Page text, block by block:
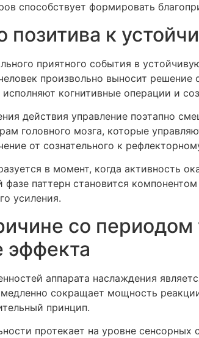
способствует формировать
позитива к
приятного события в
произвольно выносит
когнитивные операции и
действия управление поэтапно
головного мозга, которые
от сознательного к
в момент, когда активность
фазе паттерн становится
усиления.
со периодом
эффекта
аппарата наслаждения
сокращает мощность
принцип.
протекает на уровне